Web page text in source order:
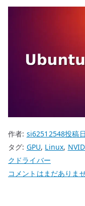
作者: si62512548投稿
タグ: GPU, Linux,
クドライバー
Ubuntu
コメントはまだありま